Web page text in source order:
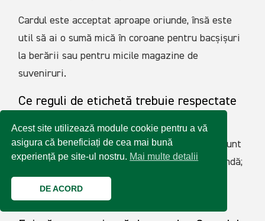
Cardul este acceptat aproape oriunde, însă este
util să ai o sumă mică în coroane pentru bacșișuri
la berării sau pentru micile magazine de
suveniruri.
Ce reguli de etichetă trebuie respectate
Așază-te la orice masă liberă, chiar dacă mai sunt
persoane acolo, și nu ridica mâna pentru comandă;
ospătarul va aduce automat o bere nouă când
Acest site utilizează module cookie pentru a vă
asigura că beneficiați de cea mai bună
experiență pe site-ul nostru. Mai multe detalii
DE ACORD